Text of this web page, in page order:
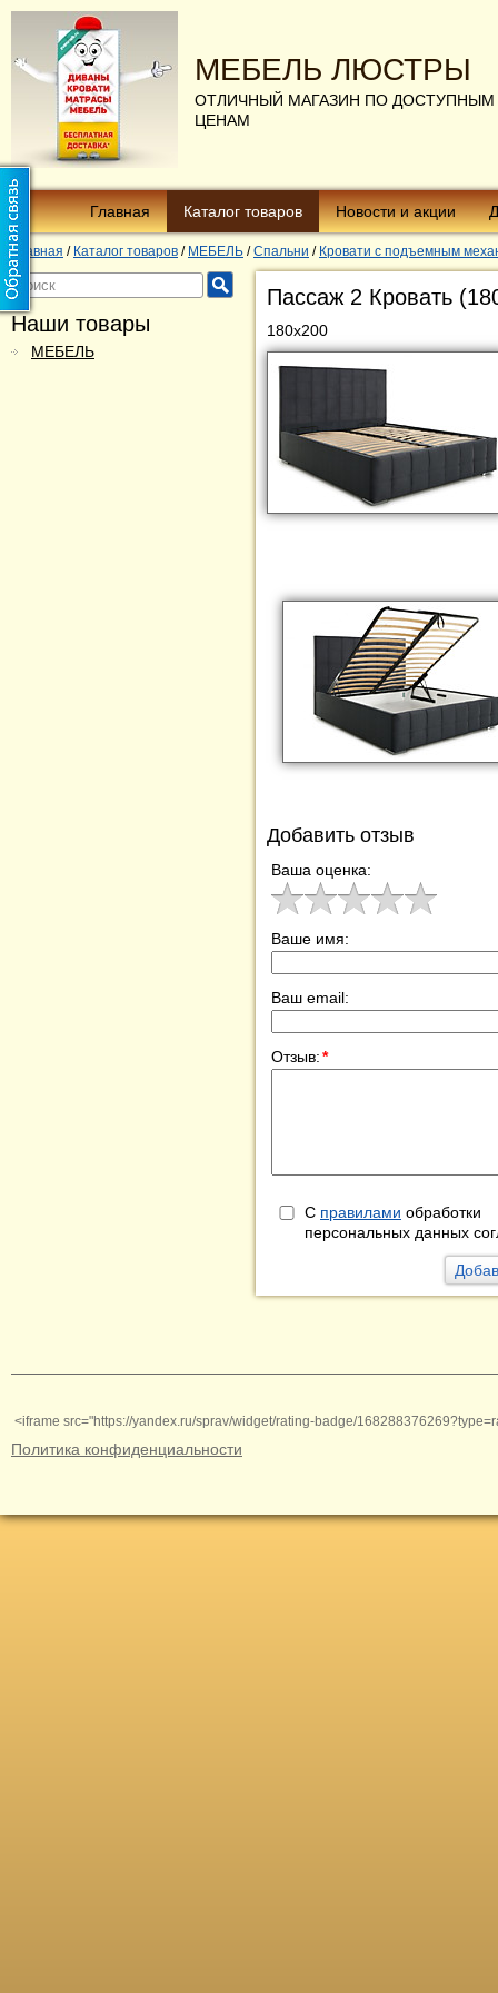
МЕБЕЛЬ ЛЮСТРЫ
ОТЛИЧНЫЙ МАГАЗИН ПО ДОСТУПНЫМ
ЦЕНАМ
Главная Каталог товаров Новости и акции
Главная / Каталог товаров / МЕБЕЛЬ / Спальни / Кровати с подъемным
Наши товары
МЕБЕЛЬ
Пассаж 2 Кровать
180х200
Добавить отзыв
Ваша оценка:
Ваше имя:
Ваш email:
Отзыв:*
С правилами обработки
персональных данных
<iframe src="https://yandex.ru/sprav/widget/rating-badge/
Политика конфиденциальности